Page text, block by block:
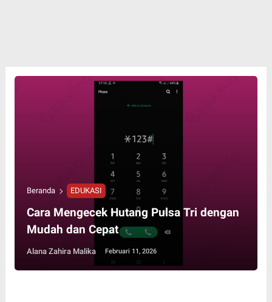
Beranda EDUKASI
Cara Mengecek Hutang Pulsa Tri dengan
Mudah dan Cepat
Alana Zahira Malika Februari 11, 2026